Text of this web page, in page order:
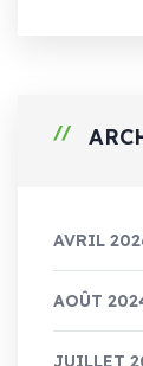
AVRIL
AOÛT
JUILLET